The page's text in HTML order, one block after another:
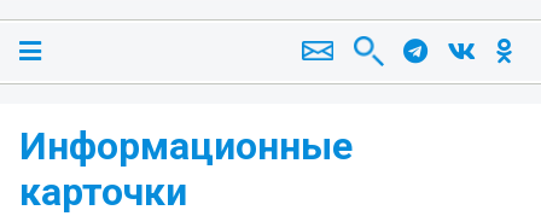
Информационные
карточки